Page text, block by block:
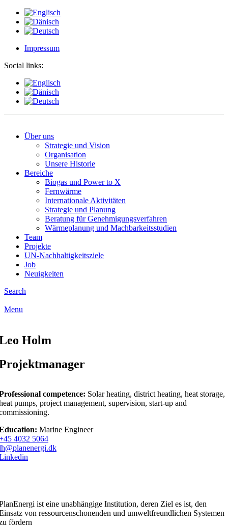
Impressum
Social links:
Über uns
Strategie und Vision
Organisation
Unsere Historie
Bereiche
Biogas und Power to X
Fernwärme
Internationale Aktivitäten
Strategie und Planung
Beratung für Genehmigungsverfahren
Wärmeplanung und Machbarkeitsstudien
Team
Projekte
UN-Nachhaltigkeitsziele
Job
Neuigkeiten
Search
Menu
Holm
competence: Solar heating, district heating, heat storage,
pumps, project management, supervision, start-up and
Marine Engineer
4032 5064
ist eine unabhängige Institution, deren Ziel es ist, den
von ressourcenschonenden und umweltfreundlichen Systemen
fördern